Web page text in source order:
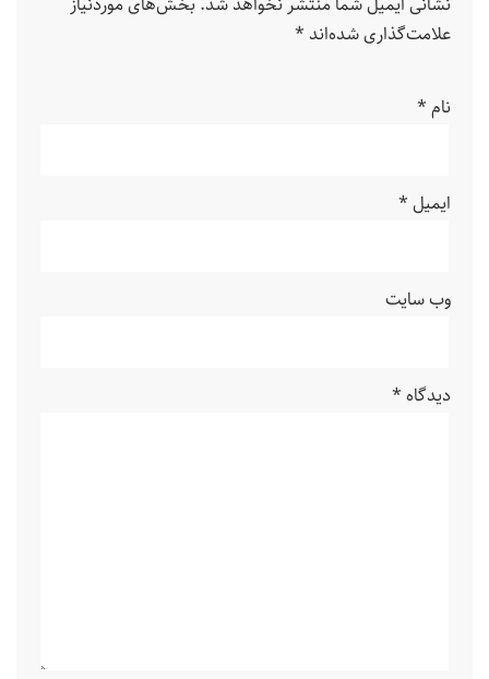
علامت‌گذاری شده‌اند *
نام *
ایمیل *
وب‌ سایت
دیدگاه *